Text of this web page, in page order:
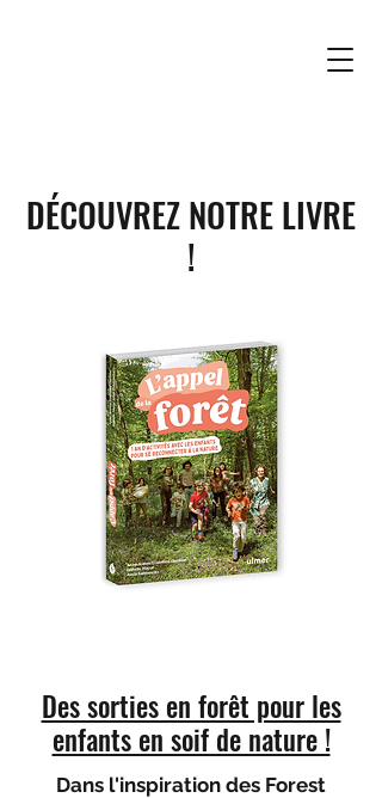
DÉCOUVREZ NOTRE LIVRE
!
Des sorties en forêt pour les
enfants en soif de nature !
Dans l'inspiration des Forest